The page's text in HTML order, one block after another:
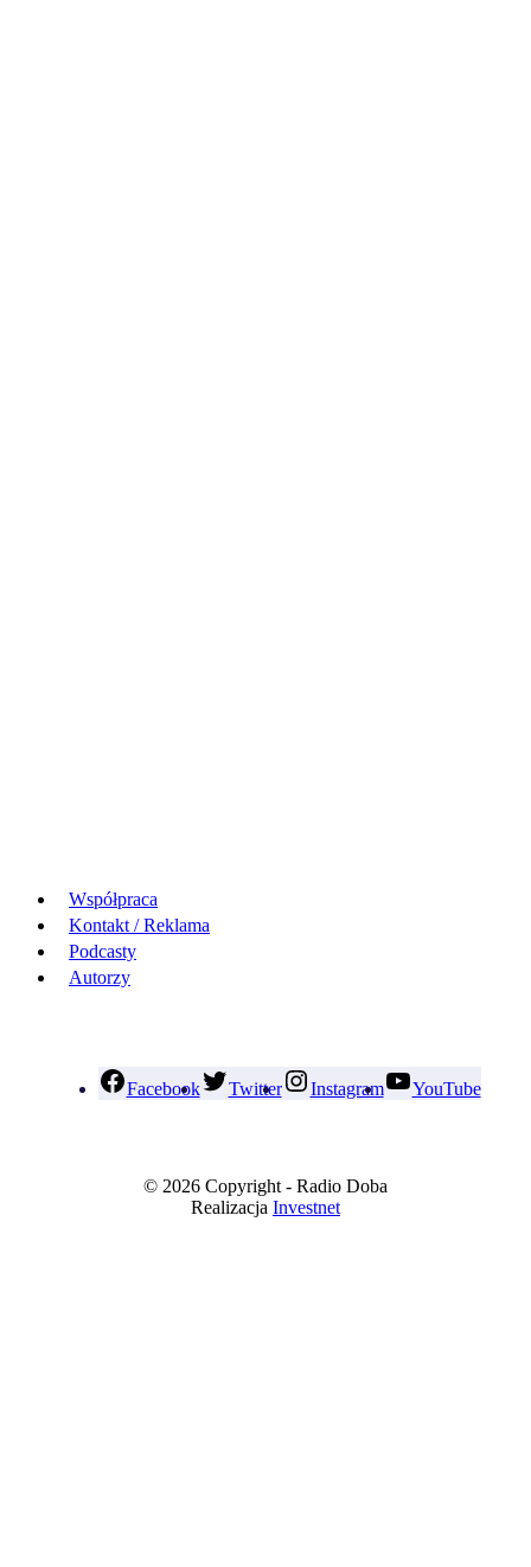
Współpraca
Kontakt / Reklama
Podcasty
Autorzy
Facebook Twitter Instagram YouTube
© 2026 Copyright - Radio Doba
Realizacja Investnet